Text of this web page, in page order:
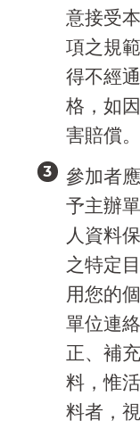
意接受
項之規
得不經
格，如
害賠償。
參加者
予主辦
人資料
之特定
用您的
單位連
正、補
料，惟
料者，